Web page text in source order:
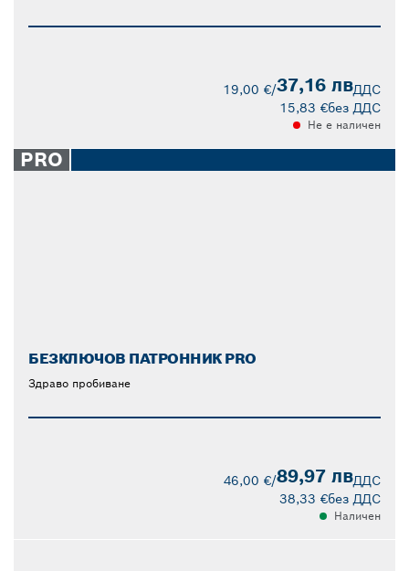
19,00 €/37,16 лвДДС
15,83 €без ДДС
Не е наличен
PRO
БЕЗКЛЮЧОВ ПАТРОННИК PRO
Здраво пробиване
46,00 €/89,97 лвДДС
38,33 €без ДДС
Наличен